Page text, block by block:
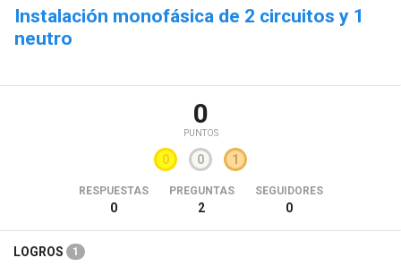
Instalación monofásica de 2 circuitos y 1
neutro
0
PUNTOS
0 0 1
RESPUESTAS
0
PREGUNTAS
2
SEGUIDORES
0
LOGROS 1